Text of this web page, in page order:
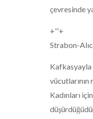
çevresinde
+''+
Strabon-
Kafkasyayla
vücutlarının
Kadınları